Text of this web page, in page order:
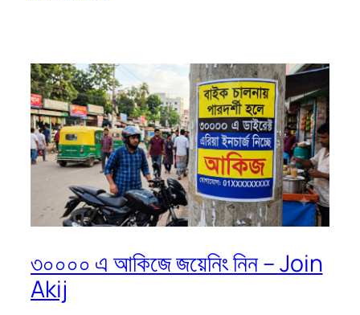
৩০০০০ এ আকিজে জয়েনিং নিন – Join
Akij